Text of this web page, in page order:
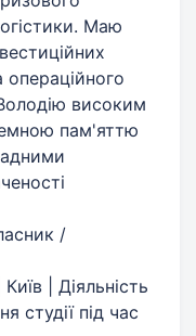
Маю
високим
пам'яттю
/
| Діяльність
студії під час